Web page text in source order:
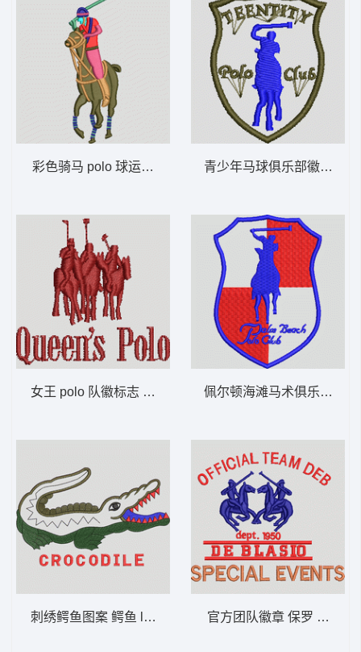
彩色骑马 polo 球运动员 保罗 骑马 polo 男
女王 polo 队徽标志 保罗 骑马 polo 男
刺绣鳄鱼图案 鳄鱼 lacoste 男
青少年马球俱乐部徽章 保
佩尔顿海滩马术俱乐部徽
官方团队徽章 保罗 骑马